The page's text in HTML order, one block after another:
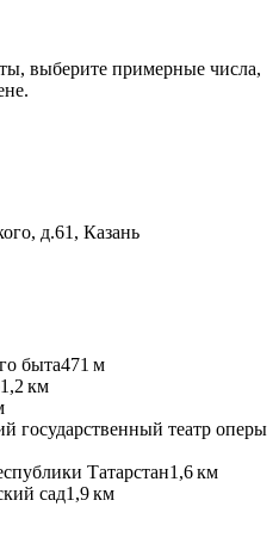
выберите примерные числа,
д.61, Казань
быта471 м
1,2 км
государственный театр оперы
Татарстан1,6 км
сад1,9 км